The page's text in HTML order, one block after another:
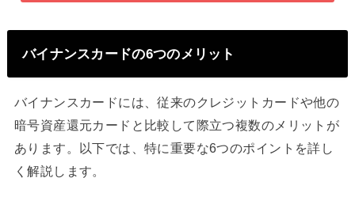
バイナンスカードの6つのメリット
バイナンスカードには、従来のクレジットカードや他の
暗号資産還元カードと比較して際立つ複数のメリットが
あります。以下では、特に重要な6つのポイントを詳し
く解説します。